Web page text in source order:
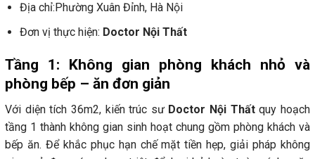
Địa chỉ:Phường Xuân Đỉnh, Hà Nội
Đơn vị thực hiện: Doctor Nội Thất
Tầng 1: Không gian phòng khách nhỏ và
phòng bếp – ăn đơn giản
Với diện tích 36m2, kiến trúc sư Doctor Nội Thấtquy hoạch
tầng 1 thành không gian sinh hoạt chung gồm phòng khách và
bếp ăn. Để khắc phục hạn chế mặt tiền hẹp, giải pháp không